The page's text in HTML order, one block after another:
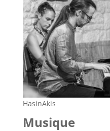
HasinAkis
Musique